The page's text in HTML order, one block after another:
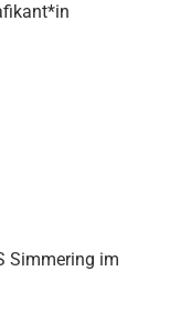
Simmering im